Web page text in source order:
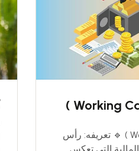
رأس المال العامل ( Working Capital ) 🔹 تعريفه: رأس